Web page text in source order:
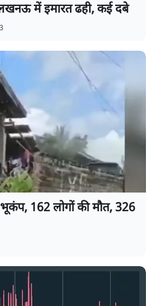
में इमारत ढही, कई दबे
162 लोगों की मौत, 326